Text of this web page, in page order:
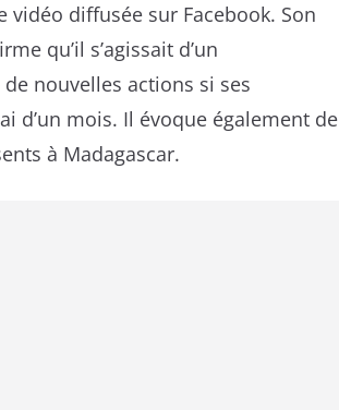
diffusée sur Facebook. Son
qu’il s’agissait d’un
nouvelles actions si ses
d’un mois. Il évoque également de
à Madagascar.